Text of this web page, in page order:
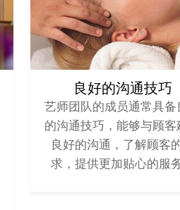
良好的沟通技巧
艺师团队的成员通常具备
的沟通技巧，能够与顾客
良好的沟通，了解顾客
求，提供更加贴心的服